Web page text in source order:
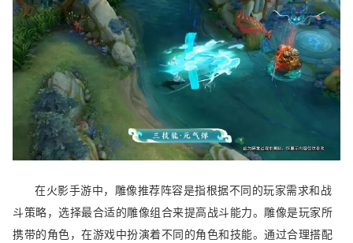
在火影手游中，雕像推荐阵容是指根据不同的玩家需求和战
斗策略，选择最合适的雕像组合来提高战斗能力。雕像是玩家所
携带的角色，在游戏中扮演着不同的角色和技能。通过合理搭配